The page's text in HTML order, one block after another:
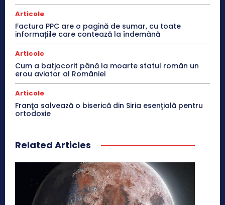
Articole
Factura PPC are o pagină de sumar, cu toate
informațiile care contează la îndemână
Articole
Cum a batjocorit până la moarte statul român un
erou aviator al României
Articole
Franţa salvează o biserică din Siria esenţială pentru
ortodoxie
Related Articles